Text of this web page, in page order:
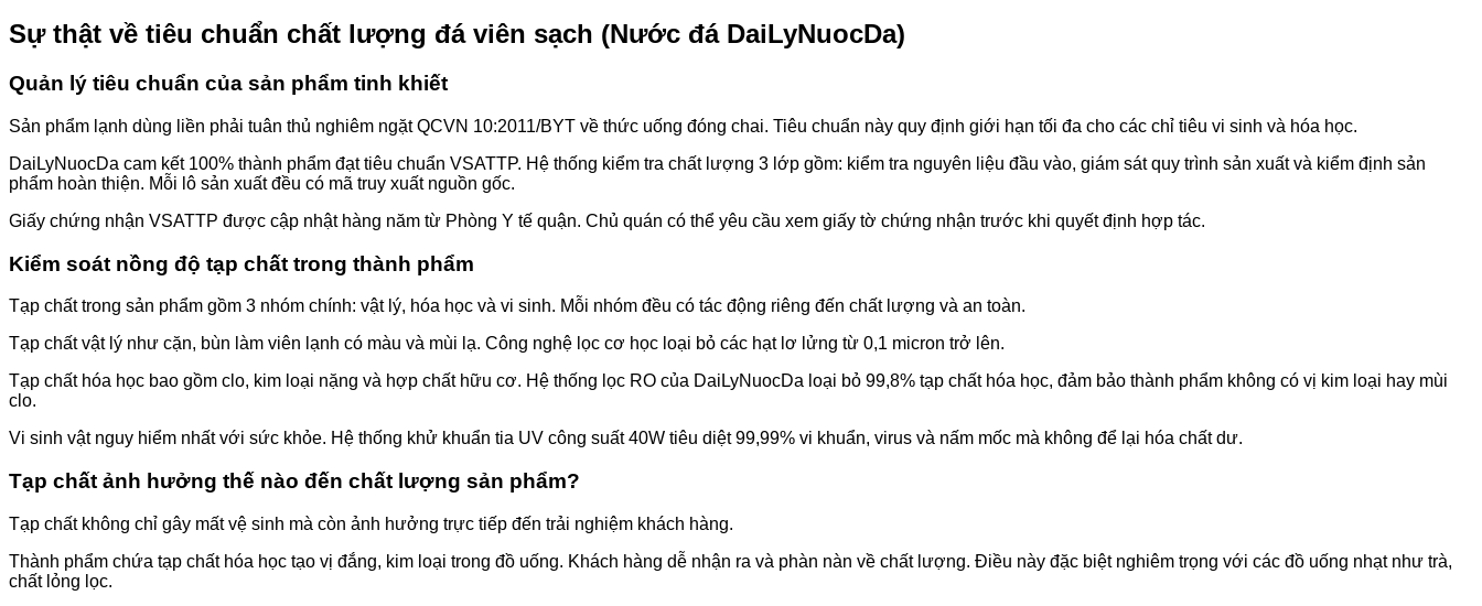
Sự thật về tiêu chuẩn chất lượng đá viên sạch (Nước đá DaiLyNuocDa)
Quản lý tiêu chuẩn của sản phẩm tinh khiết
Sản phẩm lạnh dùng liền phải tuân thủ nghiêm ngặt QCVN 10:2011/BYT về thức uống đóng chai. Tiêu chuẩn này quy định giới hạn tối đa cho các chỉ tiêu vi sinh và hóa học.
DaiLyNuocDa cam kết 100% thành phẩm đạt tiêu chuẩn VSATTP. Hệ thống kiểm tra chất lượng 3 lớp gồm: kiểm tra nguyên liệu đầu vào, giám sát quy trình sản xuất và kiểm định sản
phẩm hoàn thiện. Mỗi lô sản xuất đều có mã truy xuất nguồn gốc.
Giấy chứng nhận VSATTP được cập nhật hàng năm từ Phòng Y tế quận. Chủ quán có thể yêu cầu xem giấy tờ chứng nhận trước khi quyết định hợp tác.
Kiểm soát nồng độ tạp chất trong thành phẩm
Tạp chất trong sản phẩm gồm 3 nhóm chính: vật lý, hóa học và vi sinh. Mỗi nhóm đều có tác động riêng đến chất lượng và an toàn.
Tạp chất vật lý như cặn, bùn làm viên lạnh có màu và mùi lạ. Công nghệ lọc cơ học loại bỏ các hạt lơ lửng từ 0,1 micron trở lên.
Tạp chất hóa học bao gồm clo, kim loại nặng và hợp chất hữu cơ. Hệ thống lọc RO của DaiLyNuocDa loại bỏ 99,8% tạp chất hóa học, đảm bảo thành phẩm không có vị kim loại hay mùi
clo.
Vi sinh vật nguy hiểm nhất với sức khỏe. Hệ thống khử khuẩn tia UV công suất 40W tiêu diệt 99,99% vi khuẩn, virus và nấm mốc mà không để lại hóa chất dư.
Tạp chất ảnh hưởng thế nào đến chất lượng sản phẩm?
Tạp chất không chỉ gây mất vệ sinh mà còn ảnh hưởng trực tiếp đến trải nghiệm khách hàng.
Thành phẩm chứa tạp chất hóa học tạo vị đắng, kim loại trong đồ uống. Khách hàng dễ nhận ra và phàn nàn về chất lượng. Điều này đặc biệt nghiêm trọng với các đồ uống nhạt như trà,
chất lỏng lọc.